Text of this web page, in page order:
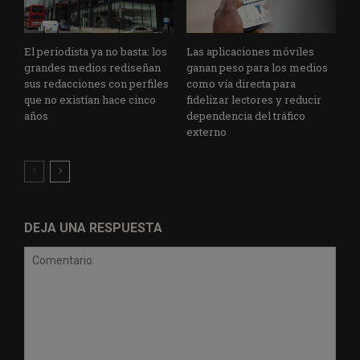
El periodista ya no basta: los
grandes medios rediseñan
sus redacciones con perfiles
que no existían hace cinco
años
Las aplicaciones móviles
ganan peso para los medios
como vía directa para
fidelizar lectores y reducir
dependencia del tráfico
externo
DEJA UNA RESPUESTA